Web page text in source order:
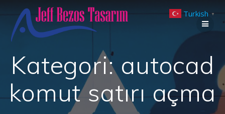
to
Kategori:autocad
komut satırı açma
Turkish ▼